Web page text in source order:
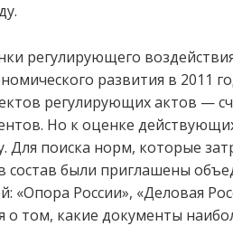
регулирующего
развития в 2011
регулирующих актов —
Но к оценке
Для поиска норм, которые
состав были приглашены
«Опора России», «Деловая
о том, какие документы